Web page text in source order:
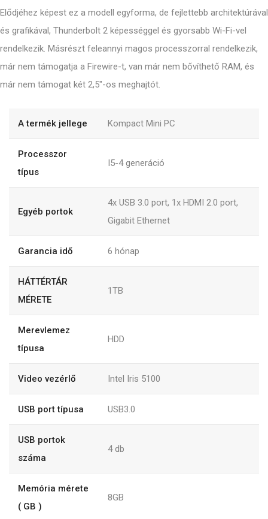
Elődjéhez képest ez a modell egyforma, de fejlettebb architektúrával
és grafikával, Thunderbolt 2 képességgel és gyorsabb Wi-Fi-vel
rendelkezik. Másrészt feleannyi magos processzorral rendelkezik,
már nem támogatja a Firewire-t, van már nem bővíthető RAM, és
már nem támogat két 2,5"-os meghajtót.
A termék jellege Kompact Mini PC
Processzor
típus
I5-4 generáció
Egyéb portok
4x USB 3.0 port, 1x HDMI 2.0 port,
Gigabit Ethernet
Garancia idő 6 hónap
HÁTTÉRTÁR
MÉRETE
1TB
Merevlemez
típusa
HDD
Video vezérlő Intel Iris 5100
USB port típusa USB3.0
USB portok
száma
4 db
Memória mérete
( GB )
8GB